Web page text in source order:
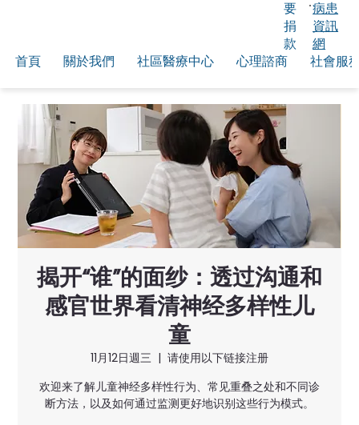
首頁 關於我們 社區醫療中心 心理諮商 社會服
要
捐
款
病患
資訊
網
揭开“谁”的面纱：透过沟通和
感官世界看清神经多样性儿
童
11月12日週三
  |
请使用以下链接注册
欢迎来了解儿童神经多样性行为、常见重叠之处和不同诊
断方法，以及如何通过监测更好地识别这些行为模式。